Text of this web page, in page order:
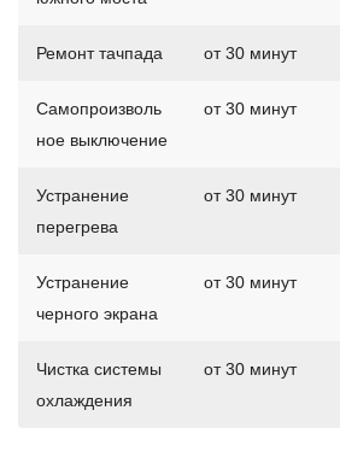
Ремонт тачпада от 30 минут
Самопроизволь
ное выключение
от 30 минут
Устранение
перегрева
от 30 минут
Устранение
черного экрана
от 30 минут
Чистка системы
охлаждения
от 30 минут